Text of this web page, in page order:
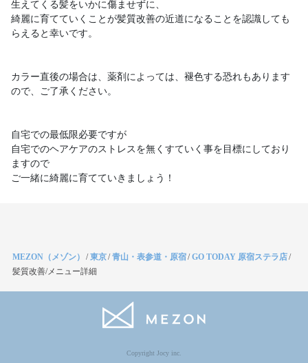
生えてくる髪をいかに傷ませずに、
綺麗に育てていくことが髪質改善の近道になることを認識しても
らえると幸いです。
カラー直後の場合は、薬剤によっては、褪色する恐れもあります
ので、ご了承ください。
自宅での最低限必要ですが
自宅でのヘアケアのストレスを無くすていく事を目標にしており
ますので
ご一緒に綺麗に育てていきましょう！
MEZON（メゾン） /東京/青山・表参道・原宿/GO TODAY 原宿ステラ店/
髪質改善/メニュー詳細
Copyright Jocy inc.